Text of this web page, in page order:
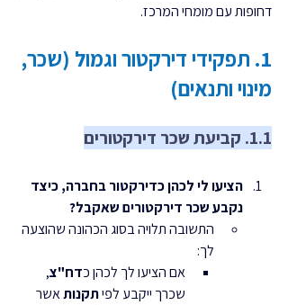
דחופות עם מומחי המרכז.
1. תפקידי דירקטור וגמול (שכר,
מינוי ותנאים)
1.1. קביעת שכר דירקטורים
הציעו לי לכהן כדירקטור בחברה, כיצד
נקבע שכר דירקטורים שאקבל?
התשובה תלויה בסוג הכהונה שהוצעה
לך:
אם הציעו לך לכהן כדח"צ,
שכרך ייקבע לפי תקנות אשר